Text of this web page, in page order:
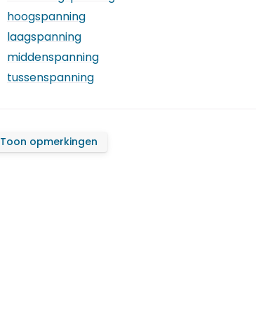
hoogspanning
laagspanning
middenspanning
tussenspanning
Toon opmerkingen